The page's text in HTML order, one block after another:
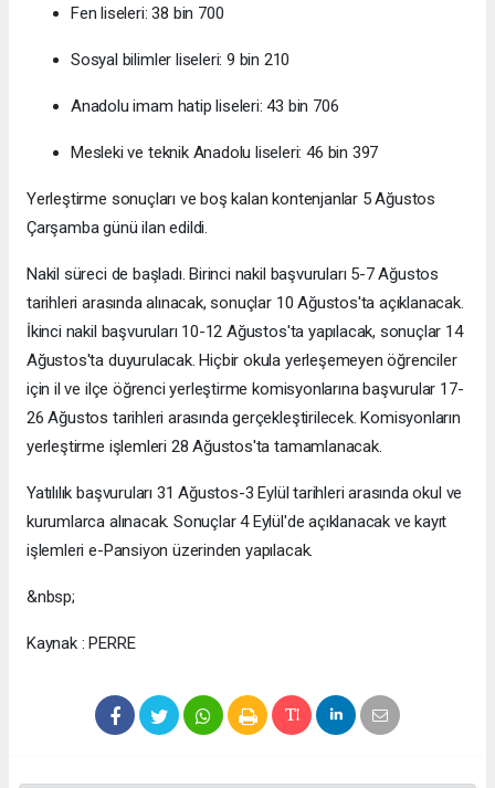
Fen liseleri: 38 bin 700
Sosyal bilimler liseleri: 9 bin 210
Anadolu imam hatip liseleri: 43 bin 706
Mesleki ve teknik Anadolu liseleri: 46 bin 397
Yerleştirme sonuçları ve boş kalan kontenjanlar 5 Ağustos
Çarşamba günü ilan edildi.
Nakil süreci de başladı. Birinci nakil başvuruları 5-7 Ağustos
tarihleri arasında alınacak, sonuçlar 10 Ağustos'ta açıklanacak.
İkinci nakil başvuruları 10-12 Ağustos'ta yapılacak, sonuçlar 14
Ağustos'ta duyurulacak. Hiçbir okula yerleşemeyen öğrenciler
için il ve ilçe öğrenci yerleştirme komisyonlarına başvurular 17-
26 Ağustos tarihleri arasında gerçekleştirilecek. Komisyonların
yerleştirme işlemleri 28 Ağustos'ta tamamlanacak.
Yatılılık başvuruları 31 Ağustos-3 Eylül tarihleri arasında okul ve
kurumlarca alınacak. Sonuçlar 4 Eylül'de açıklanacak ve kayıt
işlemleri e-Pansiyon üzerinden yapılacak.
&nbsp;
Kaynak : PERRE